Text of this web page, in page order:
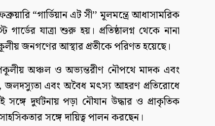
“গার্ডিয়ান এট সী’’ মূলমন্ত্রে আধাসামরিক
গার্ডের যাত্রা শুরু হয়। প্রতিষ্ঠালগ্ন থেকে নানা
জনগণের আস্থার প্রতীকে পরিণত হয়েছে।
অঞ্চল ও অভ্যন্তরীণ নৌপথে মাদক এবং
জলদস্যুতা এবং অবৈধ মৎস্য আহরণ প্রতিরোধে
দুর্ঘটনায় পড়া নৌযান উদ্ধার ও প্রাকৃতিক
সঙ্গে দায়িত্ব পালন করছেন।